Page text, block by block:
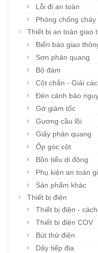
Lỗi đi an toàn
Phòng chống cháy
Thiết bị an toàn giao
Biển báo giao
Sơn phản quang
Bộ đàm
Cột chắn - Giải
Đèn cảnh báo
Gờ giảm tốc
Gương cầu lồi
Giấy phản quang
Ốp góc cột
Bồn tiểu di động
Phụ kiện an toàn
Sản phẩm khác
Thiết bị điện
Thiết bị điện -
Thiết bị điện COV
Bút thử điện
Dây tiếp địa